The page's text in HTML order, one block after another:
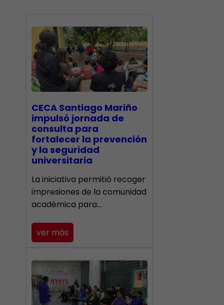
CECA Santiago Mariño
impulsó jornada de
consulta para
fortalecer la prevención
y la seguridad
universitaria
La iniciativa permitió recoger
impresiones de la comunidad
académica para…
ver más